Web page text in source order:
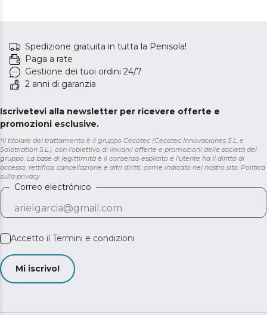
Spedizione gratuita in tutta la Penisola!
Paga a rate
Gestione dei tuoi ordini 24/7
2 anni di garanzia
Iscrivetevi alla newsletter per ricevere offerte e
promozioni esclusive.
*Il titolare del trattamento è il gruppo Cecotec (Cecotec Innovaciones S.L. e
Solotriatlon S.L.), con l'obiettivo di inviarvi offerte e promozioni delle società del
gruppo. La base di legittimità è il consenso esplicito e l'utente ha il diritto di
accesso, rettifica, cancellazione e altri diritti, come indicato nel nostro sito. Politica
sulla privacy
Correo electrónico
Accetto il Termini e condizioni
Mi iscrivo!